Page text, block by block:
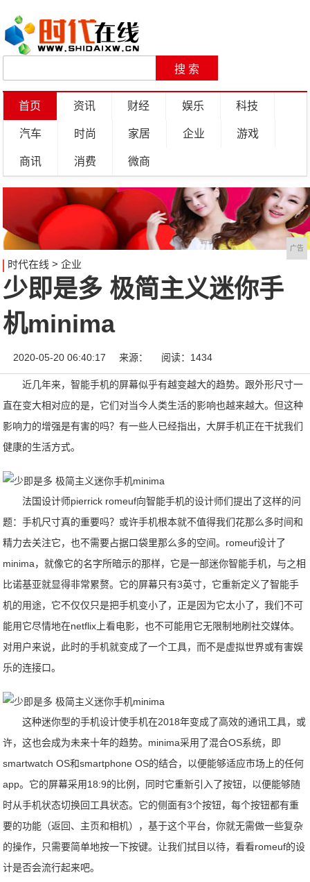
首页 资讯 财经 娱乐 科技
汽车 时尚 家居 企业 游戏
商讯 消费 微商
广告
时代在线 > 企业
少即是多 极简主义迷你手
机minima
2020-05-20 06:40:17 来源： 阅读：1434
近几年来，智能手机的屏幕似乎有越变越大的趋势。跟外形尺寸一
直在变大相对应的是，它们对当今人类生活的影响也越来越大。但这种
影响力的增强是有害的吗？有一些人已经指出，大屏手机正在干扰我们
健康的生活方式。
法国设计师pierrick romeuf向智能手机的设计师们提出了这样的问
题：手机尺寸真的重要吗？或许手机根本就不值得我们花那么多时间和
精力去关注它，也不需要占据口袋里那么多的空间。romeuf设计了
minima，就像它的名字所暗示的那样，它是一部迷你智能手机，与之相
比诺基亚就显得非常累赘。它的屏幕只有3英寸，它重新定义了智能手
机的用途，它不仅仅只是把手机变小了，正是因为它太小了，我们不可
能用它尽情地在netflix上看电影，也不可能用它无限制地刷社交媒体。
对用户来说，此时的手机就变成了一个工具，而不是虚拟世界或有害娱
乐的连接口。
这种迷你型的手机设计使手机在2018年变成了高效的通讯工具，或
许，这也会成为未来十年的趋势。minima采用了混合OS系统，即
smartwatch OS和smartphone OS的结合，以便能够适应市场上的任何
app。它的屏幕采用18:9的比例，同时它重新引入了按钮，以便能够随
时从手机状态切换回工具状态。它的侧面有3个按钮，每个按钮都有重
要的功能（返回、主页和相机），基于这个平台，你就无需做一些复杂
的操作，只需要简单地按一下按键。让我们拭目以待，看看romeuf的设
计是否会流行起来吧。